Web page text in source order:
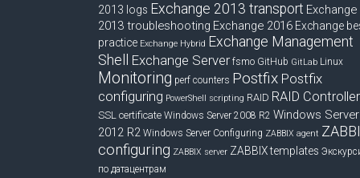
2013 logs Exchange 2013 transport Exchange
2013 troubleshooting Exchange 2016 Exchange
practice Exchange Hybrid Exchange Management
Shell
Exchange Server fsmo GitHub GitLab Linux
Monitoring perf counters Postfix Postfix
configuring PowerShell scripting RAID RAID
SSL certificate Windows Server 2008 R2 Windows Server
2012 R2 Windows Server Configuring ZABBIX agent
configuring ZABBIX server ZABBIX templates
по датацентрам